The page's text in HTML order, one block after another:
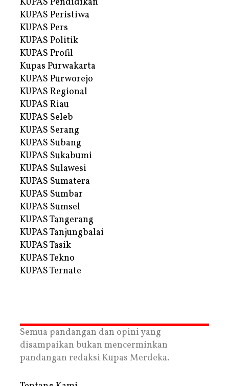
KUPAS Peristiwa
KUPAS Pers
KUPAS Politik
KUPAS Profil
Kupas Purwakarta
KUPAS Purworejo
KUPAS Regional
KUPAS Riau
KUPAS Seleb
KUPAS Serang
KUPAS Subang
KUPAS Sukabumi
KUPAS Sulawesi
KUPAS Sumatera
KUPAS Sumbar
KUPAS Sumsel
KUPAS Tangerang
KUPAS Tanjungbalai
KUPAS Tasik
KUPAS Tekno
KUPAS Ternate
Semua pandangan dan opini yang
disampaikan bukan mencerminkan
pandangan redaksi Kupas Merdeka.